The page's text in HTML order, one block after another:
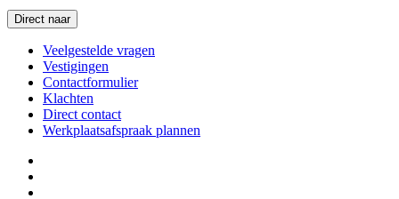
Direct naar
Veelgestelde vragen
Vestigingen
Contactformulier
Klachten
Direct contact
Werkplaatsafspraak plannen